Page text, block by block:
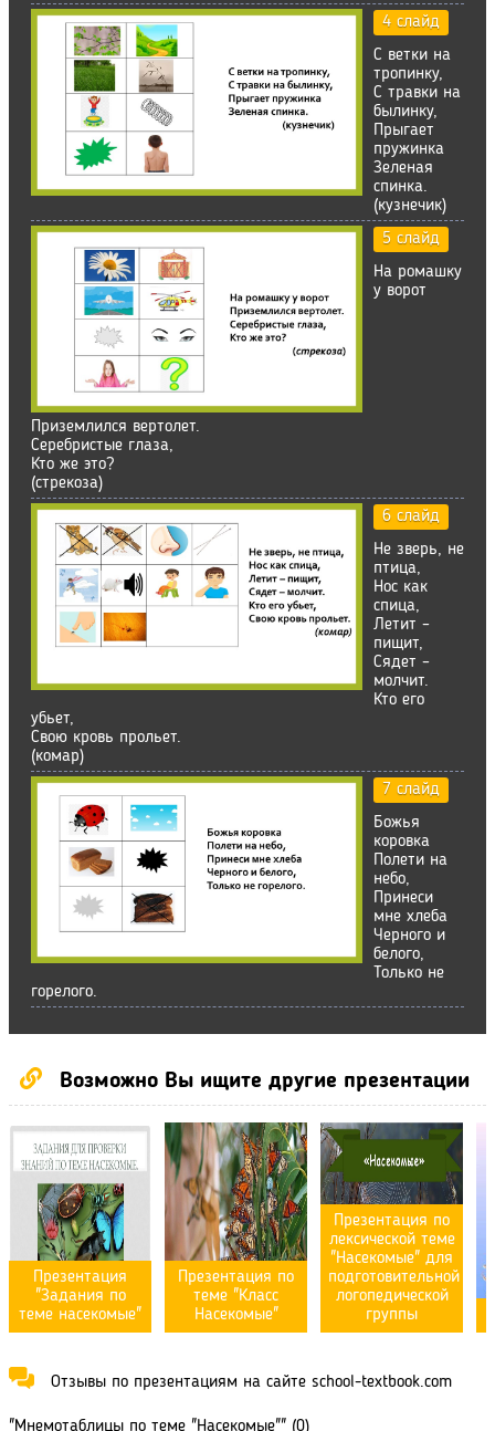
4 слайд
С ветки на
тропинку,
С травки на
былинку,
Прыгает
пружинка
Зеленая
спинка.
(кузнечик)
5 слайд
На ромашку
у ворот
Приземлился вертолет.
Серебристые глаза,
Кто же это?
(стрекоза)
6 слайд
Не зверь, не
птица,
Нос как
спица,
Летит –
пищит,
Сядет –
молчит.
Кто его
убьет,
Свою кровь прольет.
(комар)
7 слайд
Божья
коровка
Полети на
небо,
Принеси
мне хлеба
Черного и
белого,
Только не
горелого.
Возможно Вы ищите другие презентации
Презентация
"Задания по
теме насекомые"
Презентация по
теме "Класс
Насекомые"
Презентация по
лексической теме
"Насекомые" для
подготовительной
логопедической
группы
Отзывы по презентациям на сайте school-textbook.com
"Мнемотаблицы по теме "Насекомые"" (0)